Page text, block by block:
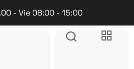
- Vie 08:00 - 15:00